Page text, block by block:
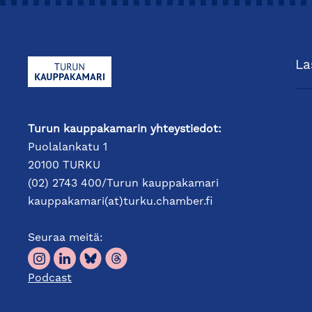
Turun kauppakamarin yhteystiedot:
Puolalankatu 1
20100 TURKU
(02) 2743 400/Turun kauppakamari
kauppakamari(at)turku.chamber.fi
Seuraa meitä:
Podcast